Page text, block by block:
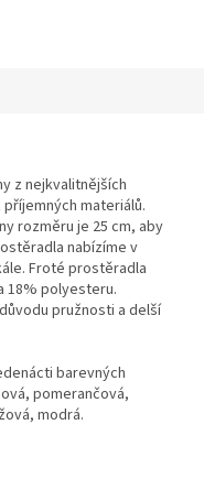
z nejkvalitnějších
materiálů.
rozměru je 25 cm, aby
nabízíme v
Froté prostěradla
18% polyesteru.
pružnosti a delší
barevných
pomerančová,
modrá.